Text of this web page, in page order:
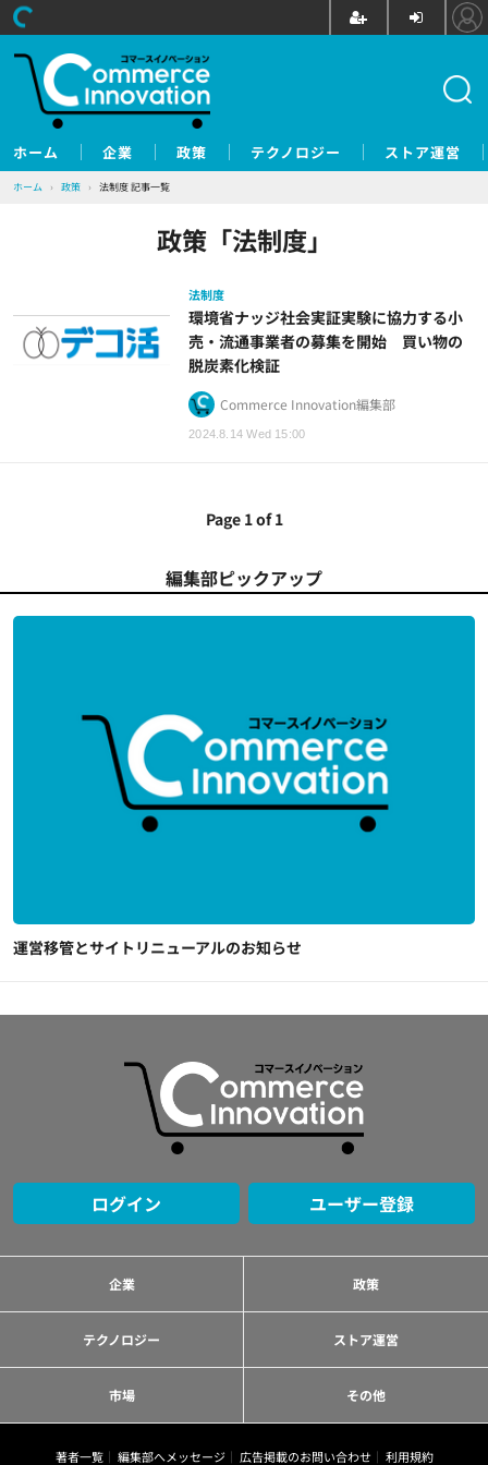
ホーム 企業 政策 テクノロジー ストア運営
ホーム › 政策 › 法制度 記事一覧
政策「法制度」
法制度
2024.8.14 Wed 15:00
環境省ナッジ社会実証実験に協力する小
売・流通事業者の募集を開始 買い物の
脱炭素化検証
Commerce Innovation編集部
Page 1 of 1
編集部ピックアップ
運営移管とサイトリニューアルのお知らせ
ログイン ユーザー登録
企業 政策
テクノロジー ストア運営
市場 その他
著者一覧 編集部へメッセージ 広告掲載のお問い合わせ 利用規約